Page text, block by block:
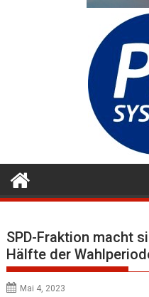
SPD-Fraktion macht
Hälfte der
Mai 4, 2023